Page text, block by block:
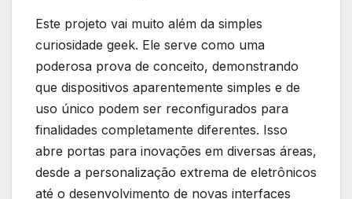
Este projeto vai muito além da simples
curiosidade geek. Ele serve como uma
poderosa prova de conceito, demonstrando
que dispositivos aparentemente simples e de
uso único podem ser reconfigurados para
finalidades completamente diferentes. Isso
abre portas para inovações em diversas áreas,
desde a personalização extrema de eletrônicos
até o desenvolvimento de novas interfaces